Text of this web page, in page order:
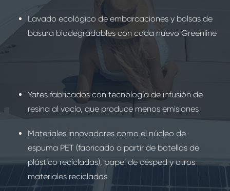
Lavado ecológico de embarcaciones y bolsas de
basura biodegradables con cada nuevo Greenline
Yates fabricados con tecnología de infusión de
resina al vacío, que produce menos emisiones
Materiales innovadores como el núcleo de
espuma PET (fabricado a partir de botellas de
plástico recicladas), papel de césped y otros
materiales reciclados.